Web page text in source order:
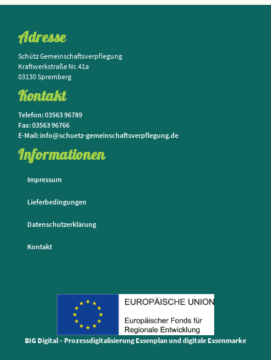
Adresse
Schütz Gemeinschaftsverpflegung
Kraftwerkstraße Nr. 41a
03130 Spremberg
Kontakt
Telefon: 03563 96789
Fax: 03563 96766
E-Mail: info@schuetz-gemeinschaftsverpflegung.de
Informationen
Impressum
Lieferbedingungen
Datenschutzerklärung
Kontakt
BIG Digital – Prozessdigitalisierung Essenplan und digitale Essenmarke